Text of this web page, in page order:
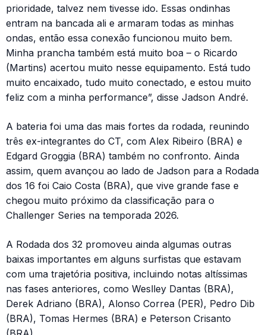
prioridade, talvez nem tivesse ido. Essas ondinhas
entram na bancada ali e armaram todas as minhas
ondas, então essa conexão funcionou muito bem.
Minha prancha também está muito boa – o Ricardo
(Martins) acertou muito nesse equipamento. Está tudo
muito encaixado, tudo muito conectado, e estou muito
feliz com a minha performance”, disse Jadson André.
A bateria foi uma das mais fortes da rodada, reunindo
três ex-integrantes do CT, com Alex Ribeiro (BRA) e
Edgard Groggia (BRA) também no confronto. Ainda
assim, quem avançou ao lado de Jadson para a Rodada
dos 16 foi Caio Costa (BRA), que vive grande fase e
chegou muito próximo da classificação para o
Challenger Series na temporada 2026.
A Rodada dos 32 promoveu ainda algumas outras
baixas importantes em alguns surfistas que estavam
com uma trajetória positiva, incluindo notas altíssimas
nas fases anteriores, como Weslley Dantas (BRA),
Derek Adriano (BRA), Alonso Correa (PER), Pedro Dib
(BRA), Tomas Hermes (BRA) e Peterson Crisanto